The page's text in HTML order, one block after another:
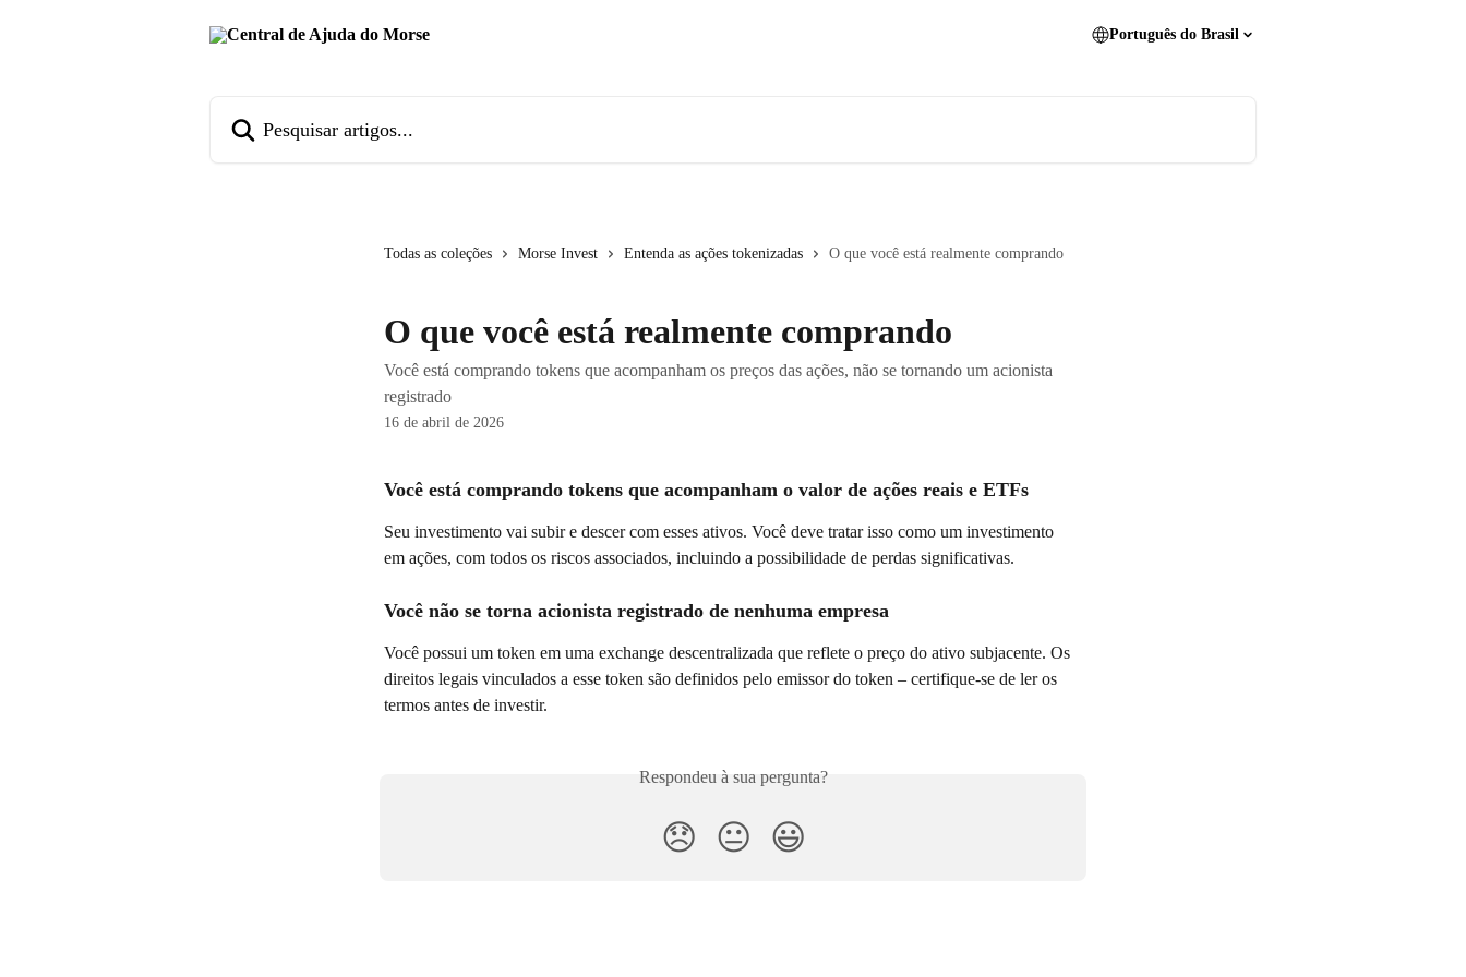
Português do Brasil
Todas as coleções Morse Invest Entenda as ações tokenizadas O que você está realmente comprando
O que você está realmente comprando
Você está comprando tokens que acompanham os preços das ações, não se tornando um acionista
registrado
16 de abril de 2026
Você está comprando tokens que acompanham o valor de ações reais e ETFs
Seu investimento vai subir e descer com esses ativos. Você deve tratar isso como um investimento
em ações, com todos os riscos associados, incluindo a possibilidade de perdas significativas.
Você não se torna acionista registrado de nenhuma empresa
Você possui um token em uma exchange descentralizada que reflete o preço do ativo subjacente. Os
direitos legais vinculados a esse token são definidos pelo emissor do token – certifique-se de ler os
termos antes de investir.
Respondeu à sua pergunta?
😞 😐 😃